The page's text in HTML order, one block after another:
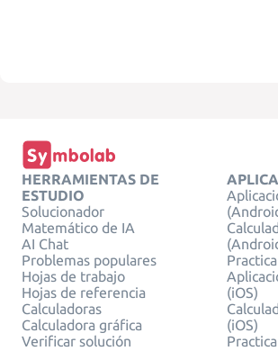
HERRAMIENTAS DE
ESTUDIO
Solucionador
Matemático de IA
AI Chat
Problemas populares
Hojas de trabajo
Hojas de referencia
Calculadoras
Calculadora gráfica
Verificar solución
(iOS)
(iOS)